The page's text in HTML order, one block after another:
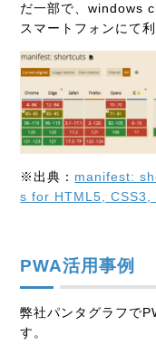
だ一部で、windows
スマートフォンにて利
※出典： manifest:
s for HTML5, CSS3,
PWA活用事例
弊社パンタグラフで
す。